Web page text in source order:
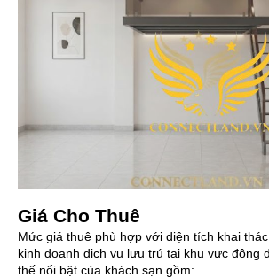
Giá Cho Thuê
Mức giá thuê phù hợp với diện tích khai
kinh doanh dịch vụ lưu trú tại khu vực đông
thế nổi bật của khách sạn gồm: